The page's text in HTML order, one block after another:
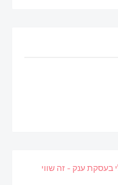
בעסקת ענק - זה שווי